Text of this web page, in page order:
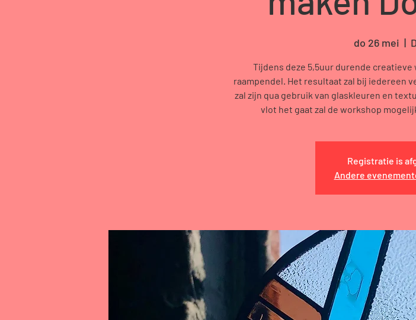
do 26 mei
  |
Tijdens deze 5,5uur durende
raampendel. Het resultaat zal bij iedereen
zal zijn qua gebruik van glaskleuren en
vlot het gaat zal de workshop
Registratie is
Andere